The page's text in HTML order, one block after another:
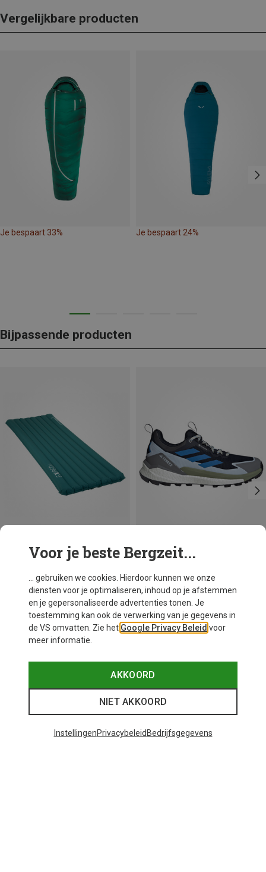
Vergelijkbare producten
Je bespaart 33% Je bespaart 24%
Bijpassende producten
Je bespaart 38% Je bespaart 30%
Voor je beste Bergzeit...
... gebruiken we cookies. Hierdoor kunnen we onze
diensten voor je optimaliseren, inhoud op je afstemmen
en je gepersonaliseerde advertenties tonen. Je
toestemming kan ook de verwerking van je gegevens in
de VS omvatten. Zie het Google Privacy Beleid voor
meer informatie.
AKKOORD
NIET AKKOORD
InstellingenPrivacybeleid Bedrijfsgegevens